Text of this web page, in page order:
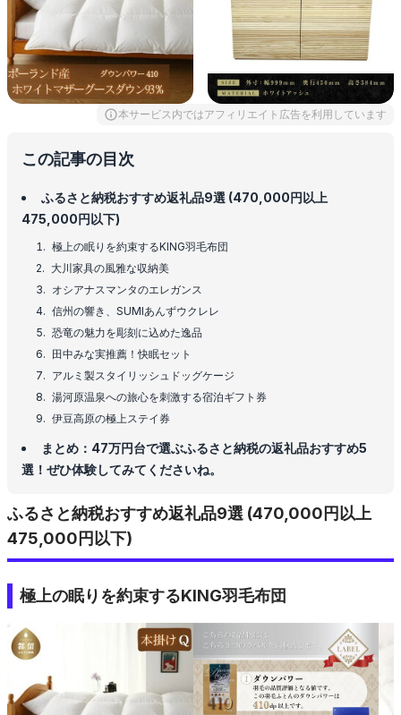
本サービス内ではアフィリエイト広告を利用しています
この記事の目次
ふるさと納税おすすめ返礼品9選 (470,000円以上
475,000円以下)
極上の眠りを約束するKING羽毛布団
大川家具の風雅な収納美
オシアナスマンタのエレガンス
信州の響き、SUMIあんずウクレレ
恐竜の魅力を彫刻に込めた逸品
田中みな実推薦！快眠セット
アルミ製スタイリッシュドッグケージ
湯河原温泉への旅心を刺激する宿泊ギフト券
伊豆高原の極上ステイ券
まとめ：47万円台で選ぶふるさと納税の返礼品おすすめ5
選！ぜひ体験してみてくださいね。
ふるさと納税おすすめ返礼品9選 (470,000円以上
475,000円以下)
極上の眠りを約束するKING羽毛布団